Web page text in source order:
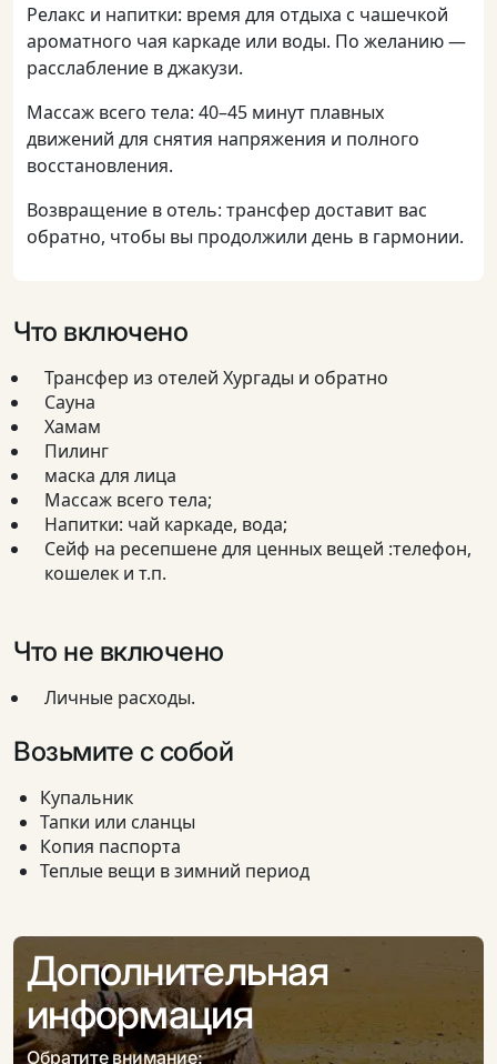
Релакс и напитки: время для отдыха с чашечкой
ароматного чая каркаде или воды. По желанию —
расслабление в джакузи.
Массаж всего тела: 40–45 минут плавных
движений для снятия напряжения и полного
восстановления.
Возвращение в отель: трансфер доставит вас
обратно, чтобы вы продолжили день в гармонии.
Что включено
Трансфер из отелей Хургады и обратно
Сауна
Хамам
Пилинг
маска для лица
Массаж всего тела;
Напитки: чай каркаде, вода;
Сейф на ресепшене для ценных вещей :телефон,
кошелек и т.п.
Что не включено
Личные расходы.
Возьмите с собой
Купальник
Тапки или сланцы
Копия паспорта
Теплые вещи в зимний период
Дополнительная
информация
Обратите внимание: